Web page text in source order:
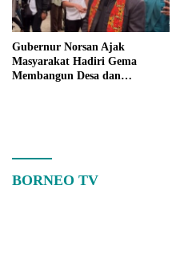
Gubernur Norsan Ajak
Masyarakat Hadiri Gema
Membangun Desa dan
BORNEO TV